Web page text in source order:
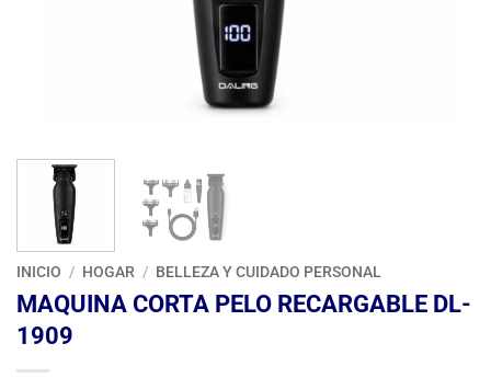
INICIO / HOGAR / BELLEZA Y CUIDADO PERSONAL
MAQUINA CORTA PELO RECARGABLE DL-
1909